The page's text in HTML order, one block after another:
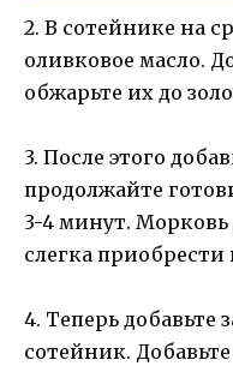
2. В сотейнике на
оливковое масло.
обжарьте их до
3. После этого
продолжайте
3-4 минут.
слегка
4. Теперь добавьте
сотейник.